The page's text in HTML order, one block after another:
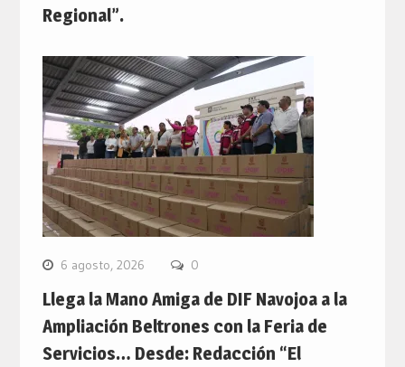
Regional”.
6 agosto, 2026 0
Llega la Mano Amiga de DIF Navojoa a la
Ampliación Beltrones con la Feria de
Servicios… Desde: Redacción “El